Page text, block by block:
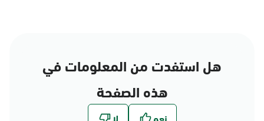
هل استفدت من المعلومات في
هذه الصفحة